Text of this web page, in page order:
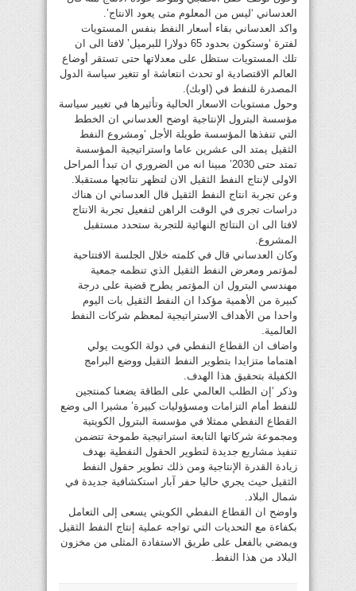
العدساني ‘ليس من المعلوم متى يعود الانتاج’.
واكد العدساني بقاء أسعار النفط بنفس المستويات
لفترة ‘وستكون بحدود 65 دولارا للبرميل’ لافتا الى ان
تلك المستويات ستظل على معدلاتها حتى تستقر أوضاع
العالم الاقتصادية او تحدث انتعاشة او تتغير سياسة الدول
المصدرة للنفط في (اوبك).
وحول مستويات الاسعار الحالية وتأثيرها في تغيير سياسة
مؤسسة البترول الإنتاجية اوضح العدساني ان الخطط
التي تنفذها المؤسسة طويلة الأجل ‘ومشروع النفط
الثقيل يمتد الى عشرين عاما واستراتيجية المؤسسة
تمتد حتى 2030’ مبينا انه من الضروري ان تبدأ المراحل
الاولى لإنتاج النفط الثقيل الان لتظهر نتائجها مستقبلا.
وعن تجربة انتاج النفط الثقيل قال العدساني ان هناك
دراسات تجرى في الوقت الراهن لتفعيل تجربة الانتاج
لافتا الى ان النتائج النهائية للتجربة ستحدد مستقبل
المشروع.
وكان العدساني قال في كلمته خلال الجلسة الافتتاحية
لمؤتمر ومعرض النفط الثقيل الذي تنظمه جمعية
مهندسي البترول ان المؤتمر يطرح قضية على درجة
كبيرة من الأهمية مؤكدا ان النفط الثقيل بات اليوم
واحدا من الأهداف الاستراتيجية لمعظم شركات النفط
العالمية.
واضاف ان القطاع النفطي في دولة الكويت يولي
اهتماما متزايدا بتطوير النفط الثقيل ووضع البرامج
الكفيلة بتحقيق هذا الهدف.
وذكر ‘إن الطلب العالمي على الطاقة يضعنا كمنتجين
للنفط أمام التزامات ومسؤوليات كبيرة’ مشيرا الى وضع
القطاع النفطي ممثلا في مؤسسة البترول الكويتية
ومجموعة شركاتها التابعة استراتيجية طموحة تتضمن
تنفيذ مشاريع جديدة لتطوير الحقول النفطية بهدف
زيادة القدرة الإنتاجية ومن ذلك تطوير حقول النفط
الثقيل حيث يجري حاليا حفر آبار استكشافية جديدة في
شمال البلاد.
واوضح ان القطاع النفطي الكويتي يسعى إلى التعامل
بكفاءة مع التحديات التي تواجه عملية إنتاج النفط الثقيل
ويمضي بالفعل على طريق الاستفادة المثلى من مخزون
البلاد من هذا النفط.